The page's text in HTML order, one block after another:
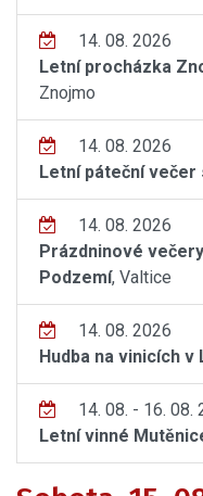
14. 08. 2026
Letní procházka
Znojmo
14. 08. 2026
Letní páteční večer
14. 08. 2026
Prázdninové
Podzemí, Valtice
14. 08. 2026
Hudba na vinicích v
14. 08. - 16. 08.
Letní vinné